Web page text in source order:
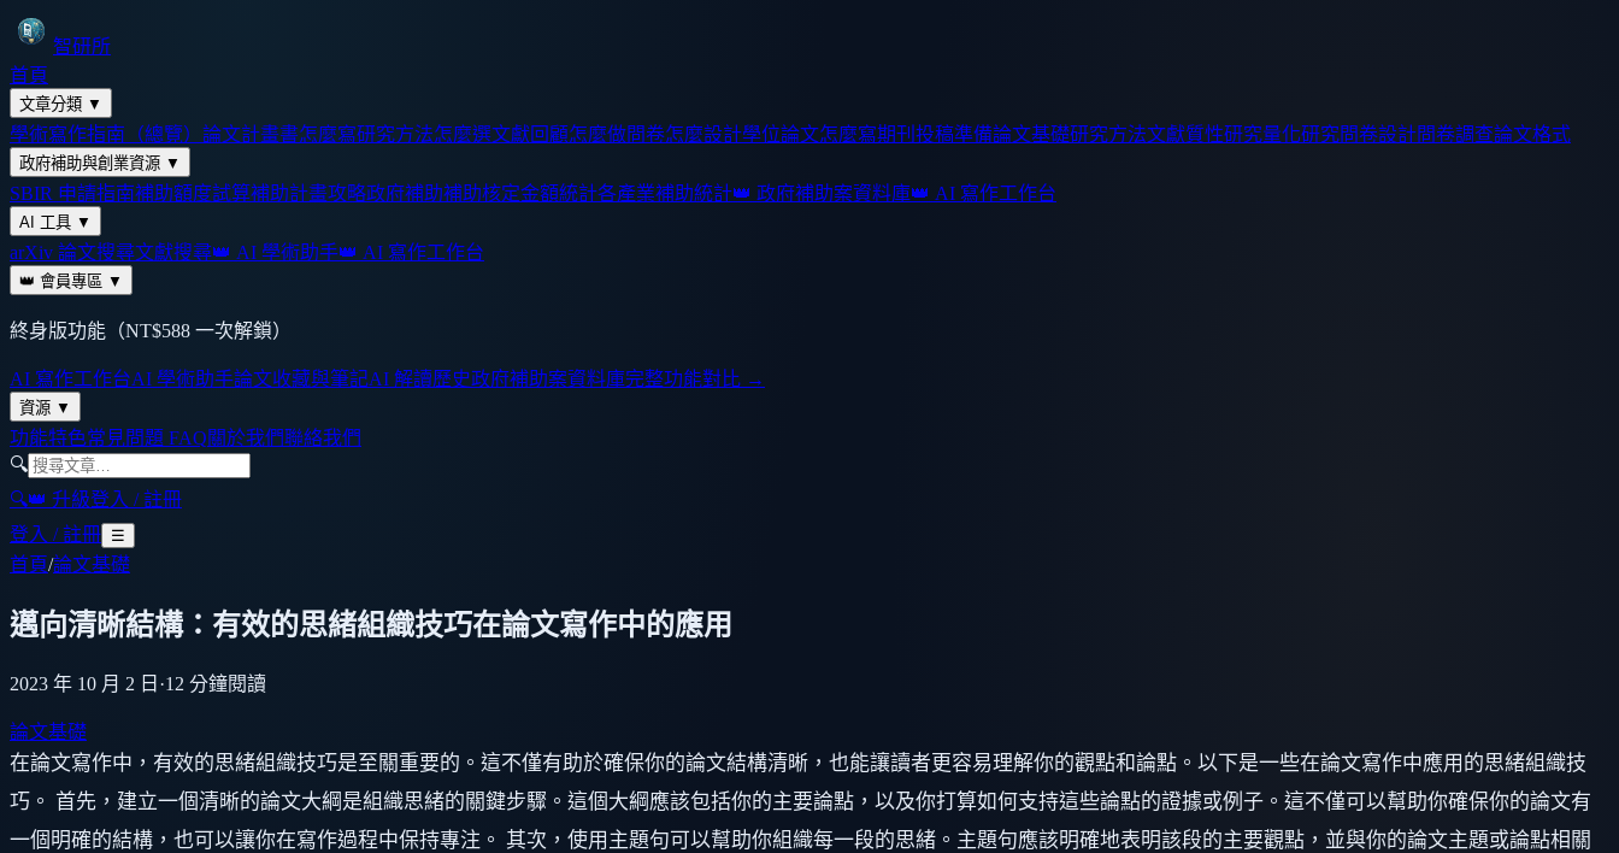
智研所
首頁
文章分類 ▼
學術寫作指南（總覽） 論文計畫書怎麼寫研究方法怎麼選文獻回顧怎麼做問卷怎麼設計學位論文怎麼寫期刊投稿準備論文基礎研究方法文獻質性研究量化研究問卷設計問卷調查論文格式
政府補助與創業資源 ▼
SBIR 申請指南補助額度試算補助計畫攻略政府補助補助核定金額統計各產業補助統計👑 政府補助案資料庫👑 AI 寫作工作台
AI 工具 ▼
arXiv 論文搜尋文獻搜尋👑 AI 學術助手👑 AI 寫作工作台
👑 會員專區 ▼
終身版功能（NT$588 一次解鎖）
AI 寫作工作台AI 學術助手論文收藏與筆記AI 解讀歷史政府補助案資料庫完整功能對比 →
資源 ▼
功能特色常見問題 FAQ關於我們聯絡我們
🔍
🔍👑 升級登入 / 註冊
登入 / 註冊 ☰
首頁/論文基礎
邁向清晰結構：有效的思緒組織技巧在論文寫作中的應用
2023 年 10 月 2 日 ·12 分鐘閱讀
論文基礎
在論文寫作中，有效的思緒組織技巧是至關重要的。這不僅有助於確保你的論文結構清晰，也能讓讀者更容易理解你的觀點和論點。以下是一些在論文寫作中應用的思緒組織技
巧。 首先，建立一個清晰的論文大綱是組織思緒的關鍵步驟。這個大綱應該包括你的主要論點，以及你打算如何支持這些論點的證據或例子。這不僅可以幫助你確保你的論文有
一個明確的結構，也可以讓你在寫作過程中保持專注。 其次，使用主題句可以幫助你組織每一段的思緒。主題句應該明確地表明該段的主要觀點，並與你的論文主題或論點相關